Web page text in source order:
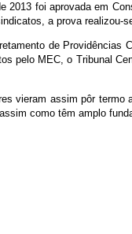
2013 foi aprovada em
a prova
de Providências
pelo MEC, o Tribunal
vieram assim pôr
como têm amplo